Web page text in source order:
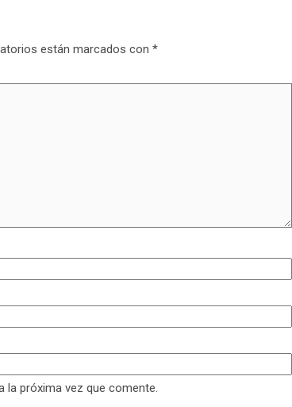
están marcados con *
próxima vez que comente.